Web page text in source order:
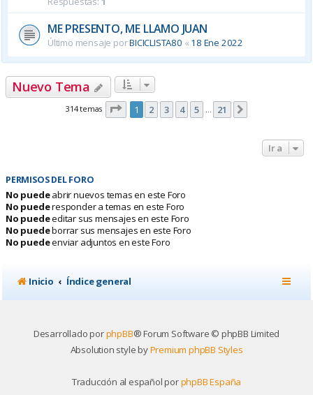
ME PRESENTO, ME LLAMO JUAN
Último mensaje porBICICLISTA80 « 18 Ene 2022
Nuevo Tema
314 temas Página de 21
1 2 3 4 5 … 21
Ir a
PERMISOS DEL FORO
No puedeabrir nuevos temas en este Foro
No puederesponder a temas en este Foro
No puedeeditar sus mensajes en este Foro
No puedeborrar sus mensajes en este Foro
No puedeenviar adjuntos en este Foro
Inicio Índice general
Desarrollado porphpBB® Forum Software © phpBB Limited
Absolution style byPremium phpBB Styles
Traducción al español porphpBB España